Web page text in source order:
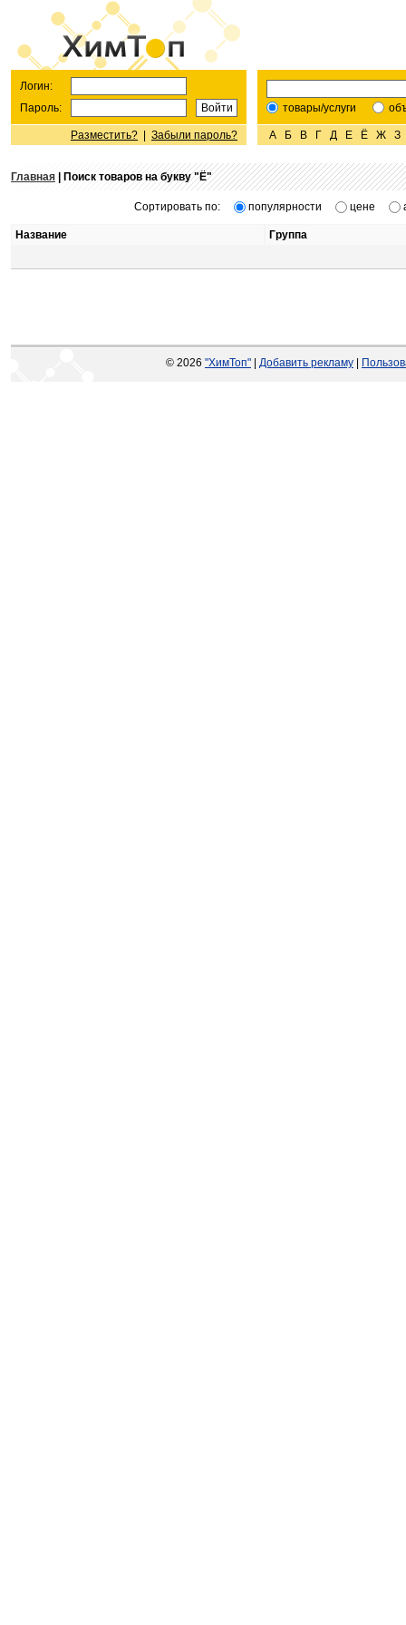
Логин:
Пароль:
Разместить? Забыли пароль?
товары/услуги
А Б В Г Д Е Ё Ж З
Главная | Поиск товаров на букву "Ё"
Сортировать по: популярности цене
Название Группа
© 2026 "ХимТоп" Добавить рекламу